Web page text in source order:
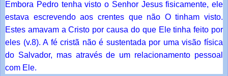
Embora Pedro tenha visto o Senhor Jesus fisicamente, ele
estava escrevendo aos crentes que não O tinham visto.
Estes amavam a Cristo por causa do que Ele tinha feito por
eles (v.8). A fé cristã não é sustentada por uma visão física
do Salvador, mas através de um relacionamento pessoal
com Ele.